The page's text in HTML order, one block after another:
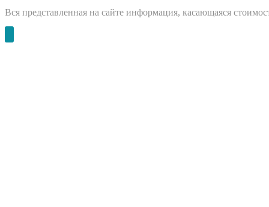
Вся представленная на сайте информация, касающаяся